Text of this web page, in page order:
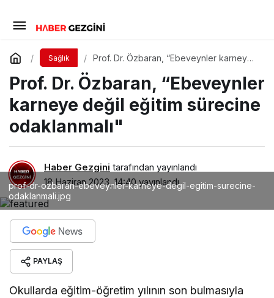
Sağlık
Prof. Dr. Özbaran, “Ebeveynler karneye
Prof. Dr. Özbaran, “Ebeveynler
karneye değil eğitim sürecine
odaklanmalı"
Haber Gezgini tarafından yayınlandı
18 Haziran 2023, 14:40yayınlandı
prof-dr-ozbaran-ebeveynler-karneye-degil-egitim-surecine-
odaklanmali.jpg
PAYLAŞ
Okullarda eğitim-öğretim yılının son bulmasıyla